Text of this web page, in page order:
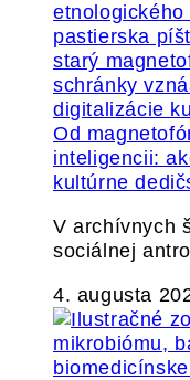
Od
inteligencii:
kultúrne
V archívnych
sociálnej
4. augusta